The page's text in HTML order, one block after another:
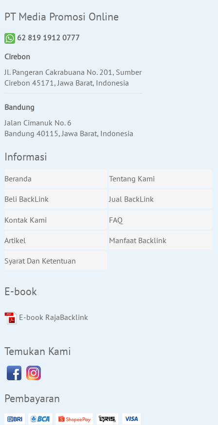
PT Media Promosi Online
62 819 1912 0777
Cirebon
Jl. Pangeran Cakrabuana No. 201, Sumber
Cirebon 45171, Jawa Barat, Indonesia
Bandung
Jalan Cimanuk No. 6
Bandung 40115, Jawa Barat, Indonesia
Informasi
Beranda Tentang Kami
Beli BackLink Jual BackLink
Kontak Kami FAQ
Artikel Manfaat Backlink
Syarat Dan Ketentuan
E-book
E-book RajaBacklink
Temukan Kami
Pembayaran